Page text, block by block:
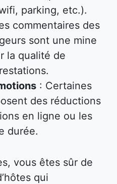
parking, etc.).
commentaires des
sont une mine
la qualité de
: Certaines
des réductions
en ligne ou les
durée.
vous êtes sûr de
qui